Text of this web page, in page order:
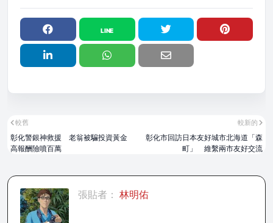
較新的
彰化市回訪日本友好城市北海道「森
町」 維繫兩市友好交流
較舊
彰化警銀神救援 老翁被騙投資黃金
高報酬險噴百萬
張貼者： 林明佑